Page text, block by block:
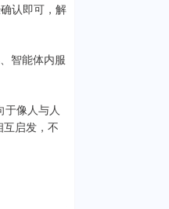
认即可，解
智能体内服
于像人与人
启发，不